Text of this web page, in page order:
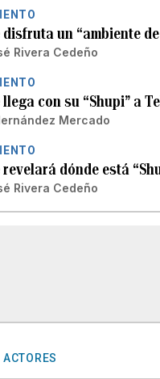
disfruta un “ambiente
Rivera Cedeño
con su “Shupi” a
Mercado
dónde está
Rivera Cedeño
ACTORES